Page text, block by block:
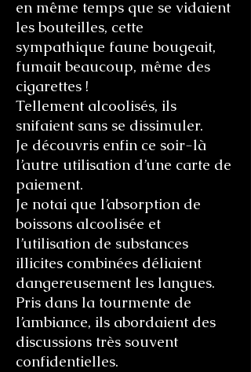
en même temps que se vidaient
les bouteilles, cette
sympathique faune bougeait,
fumait beaucoup, même des
cigarettes !
Tellement alcoolisés, ils
snifaient sans se dissimuler.
Je découvris enfin ce soir-là
l’autre utilisation d’une carte de
paiement.
Je notai que l’absorption de
boissons alcoolisée et
l’utilisation de substances
illicites combinées déliaient
dangereusement les langues.
Pris dans la tourmente de
l’ambiance, ils abordaient des
discussions très souvent
confidentielles.